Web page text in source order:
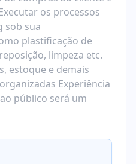
os processos
sob sua
plastificação de
limpeza etc.
estoque e demais
Experiência
público será um